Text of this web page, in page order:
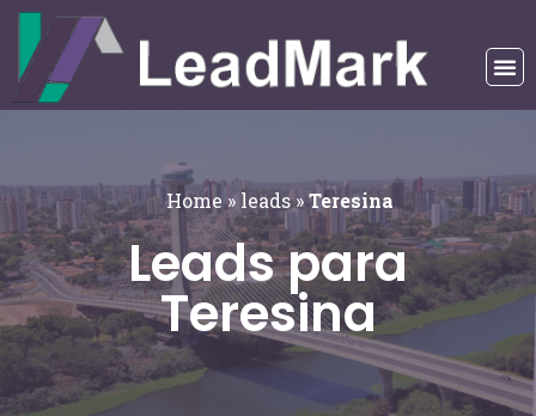
Home» leads»Teresina
Leads para
Teresina